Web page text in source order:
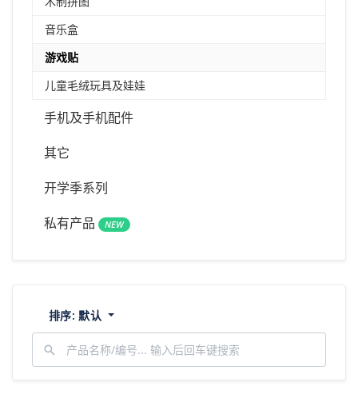
音乐盒
游戏贴
儿童毛绒玩具及娃娃
手机及手机配件
其它
开学季系列
私有产品
NEW
排序:默认